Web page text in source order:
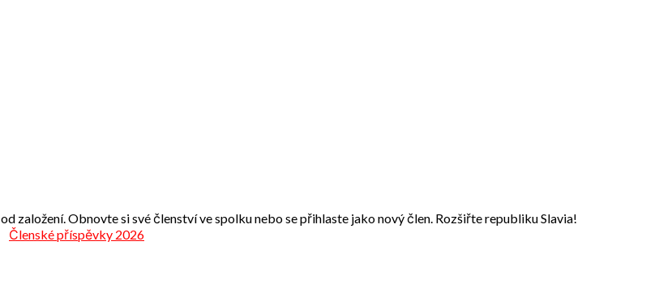
založení. Obnovte si své členství ve spolku nebo se přihlaste jako nový člen. Rozšiřte republiku Slavia!
Členské příspěvky 2026